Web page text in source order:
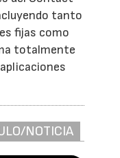
tanto
fijas como
totalmente
NOTICIA